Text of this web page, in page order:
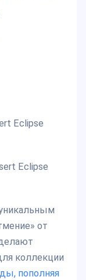
Eclipse
Eclipse
от
коллекции
пополняя